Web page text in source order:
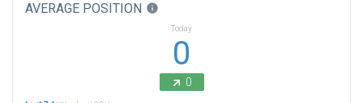
AVERAGE POSITION info
Today
0
0